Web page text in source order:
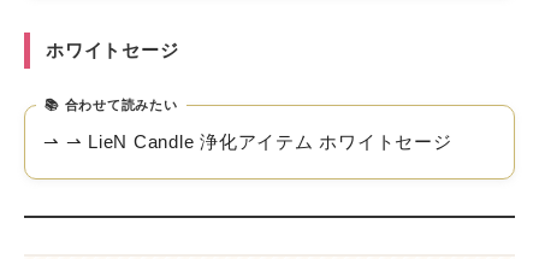
ホワイトセージ
合わせて読みたい
⇀ ⇀ LieN Candle 浄化アイテム ホワイトセージ